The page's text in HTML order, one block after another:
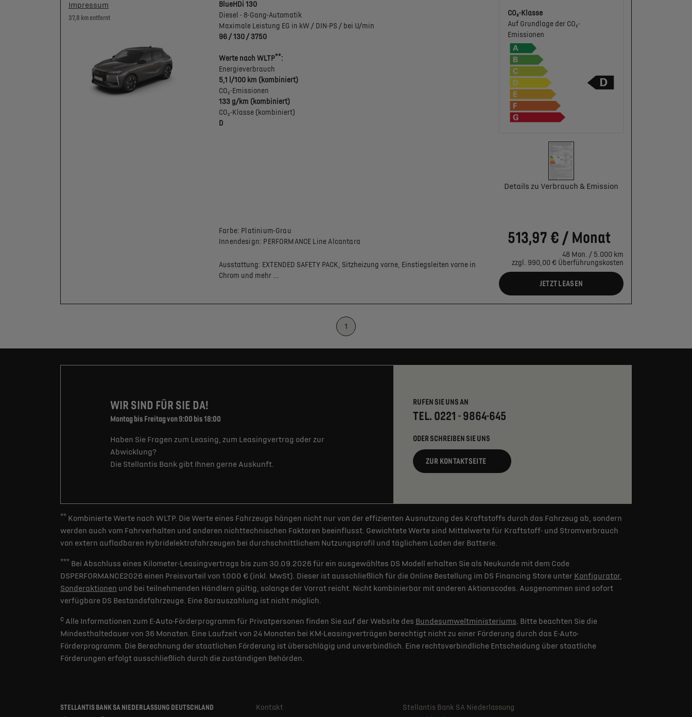
37,8 km entfernt
Impressum
BlueHDi 130
Diesel - 8-Gang-Automatik
Maximale Leistung EG in kW / DIN-PS / bei U/min
96 / 130 / 3750
Werte nach WLTP**:
Energieverbrauch
5,1 l/100 km (kombiniert)
CO₂-Emissionen
133 g/km (kombiniert)
CO₂-Klasse (kombiniert)
D
CO₂-Klasse
Auf Grundlage der CO₂-
Emissionen
Details zu Verbrauch & Emission
Farbe: Platinium-Grau
Innendesign: PERFORMANCE Line Alcantara
Ausstattung: EXTENDED SAFETY PACK, Sitzheizung vorne, Einstiegsleiten vorne in
Chrom und mehr ...
513,97 € / Monat
48 Mon. / 5.000 km
zzgl. 990,00 € Überführungskosten
JETZT LEASEN
1
WIR SIND FÜR SIE DA!
Montag bis Freitag von 9:00 bis 18:00
Haben Sie Fragen zum Leasing, zum Leasingvertrag oder zur
Abwicklung?
Die Stellantis Bank gibt Ihnen gerne Auskunft.
RUFEN SIE UNS AN
TEL. 0221 - 9864-645
ODER SCHREIBEN SIE UNS
ZUR KONTAKTSEITE
** Kombinierte Werte nach WLTP. Die Werte eines Fahrzeugs hängen nicht nur von der effizienten Ausnutzung des Kraftstoffs durch das Fahrzeug ab, sondern
werden auch vom Fahrverhalten und anderen nichttechnischen Faktoren beeinflusst. Gewichtete Werte sind Mittelwerte für Kraftstoff- und Stromverbrauch
von extern aufladbaren Hybridelektrofahrzeugen bei durchschnittlichem Nutzungsprofil und täglichem Laden der Batterie.
*** Bei Abschluss eines Kilometer-Leasingvertrags bis zum 30.09.2026 für ein ausgewähltes DS Modell erhalten Sie als Neukunde mit dem Code
DSPERFORMANCE2026 einen Preisvorteil von 1.000 € (inkl. MwSt). Dieser ist ausschließlich für die Online Bestellung im DS Financing Store unter Konfigurator,
Sonderaktionen und bei teilnehmenden Händlern gültig, solange der Vorrat reicht. Nicht kombinierbar mit anderen Aktionscodes. Ausgenommen sind sofort
verfügbare DS Bestandsfahrzeuge. Eine Barauszahlung ist nicht möglich.
c Alle Informationen zum E-Auto-Förderprogramm für Privatpersonen finden Sie auf der Website des Bundesumweltministeriums. Bitte beachten Sie die
Mindesthaltedauer von 36 Monaten. Eine Laufzeit von 24 Monaten bei KM-Leasingverträgen berechtigt nicht zu einer Förderung durch das E-Auto-
Förderprogramm. Die Berechnung der staatlichen Förderung ist überschlägig und unverbindlich. Eine rechtsverbindliche Entscheidung über staatliche
Förderungen erfolgt ausschließlich durch die zuständigen Behörden.
STELLANTIS BANK SA NIEDERLASSUNG DEUTSCHLAND
Kontakt
Stellantis Bank SA Niederlassung